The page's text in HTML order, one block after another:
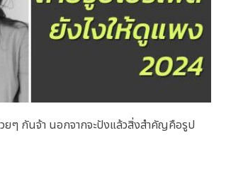
ยๆ กันจ้า นอกจากจะปังแล้วสิ่งสำคัญคือรูป